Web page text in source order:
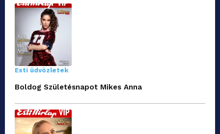
Esti üdvözletek
Boldog Születésnapot Mikes Anna